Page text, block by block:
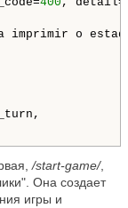
imprimir o
/start-game/,
Она создает
игры и